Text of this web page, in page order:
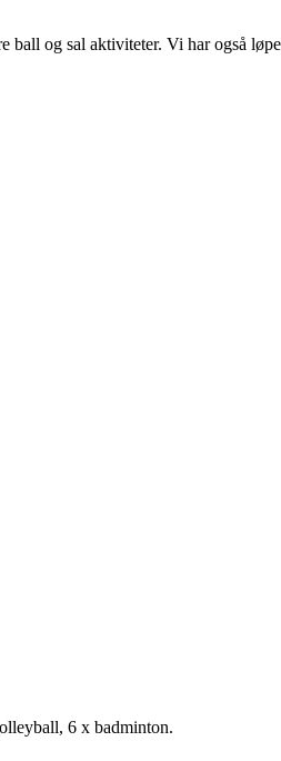
og sal aktiviteter. Vi har også
6 x badminton.